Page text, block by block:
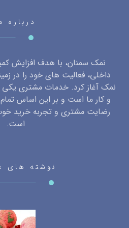
درباره
نمک سمنان، با هدف افزایش
داخلی، فعالیت های خود را در
نمک آغاز کرد. خدمات مشتری
و کار ما است و بر این اساس
رضایت مشتری و تجربه خرید
است.
نوشته های